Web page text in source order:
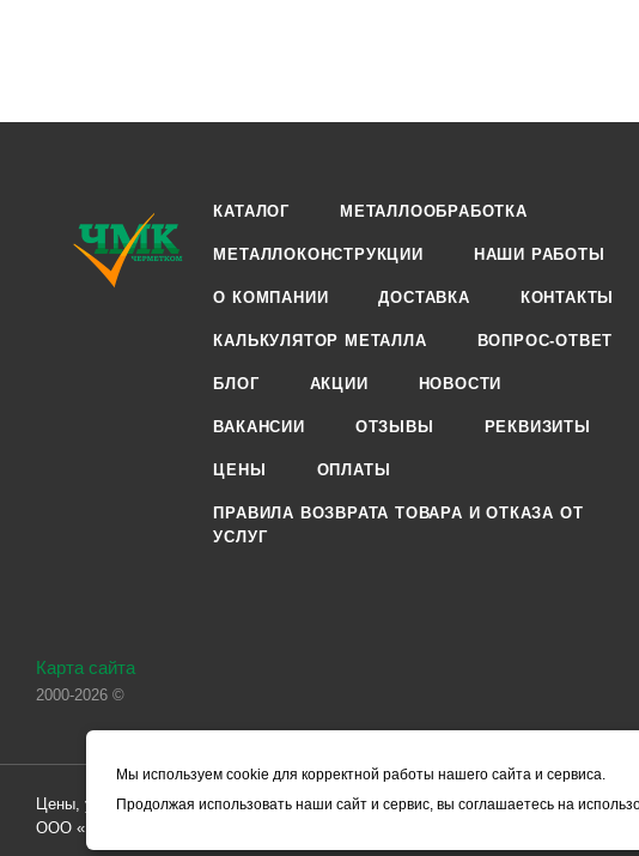
КАТАЛОГ МЕТАЛЛООБРАБОТКА
МЕТАЛЛОКОНСТРУКЦИИ НАШИ РАБОТЫ
О КОМПАНИИ ДОСТАВКА КОНТАКТЫ
КАЛЬКУЛЯТОР МЕТАЛЛА ВОПРОС-ОТВЕТ
БЛОГ АКЦИИ НОВОСТИ
ВАКАНСИИ ОТЗЫВЫ РЕКВИЗИТЫ
ЦЕНЫ ОПЛАТЫ
ПРАВИЛА ВОЗВРАТА ТОВАРА И ОТКАЗА ОТ
УСЛУГ
Карта сайта
2000-2026 ©
Цены, указанные на сайте, носят справочный характер и не являются офертой
ООО «ЧЕРМЕТ.КОМ» по заключению Договора. Окончательная стоимость товара
Мы используем cookie для корректной работы нашего сайта и сервиса.
Продолжая использовать наши сайт и сервис, вы соглашаетесь на